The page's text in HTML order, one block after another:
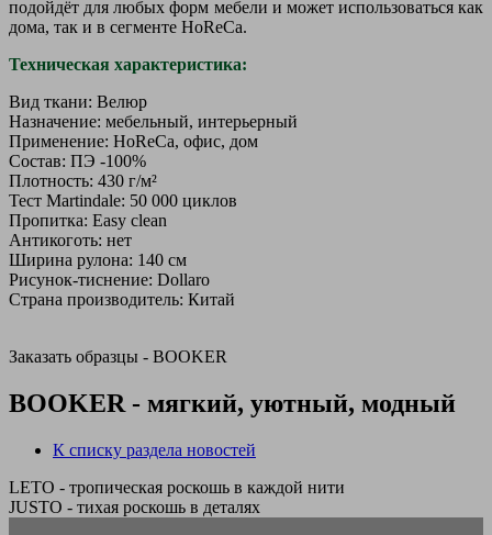
подойдёт для любых форм мебели и может использоваться как
дома, так и в сегменте HoReCa.
Техническая характеристика:
Вид ткани: Велюр
Назначение: мебельный, интерьерный
Применение: HoReCa, офис, дом
Состав: ПЭ -100%
Плотность: 430 г/м²
Тест Martindale: 50 000 циклов
Пропитка: Easy clean
Антикоготь: нет
Ширина рулона: 140 см
Рисунок-тиснение: Dollaro
Страна производитель: Китай
Заказать образцы - BOOKER
BOOKER - мягкий, уютный, модный
К списку раздела новостей
LETO - тропическая роскошь в каждой нити
JUSTO - тихая роскошь в деталях